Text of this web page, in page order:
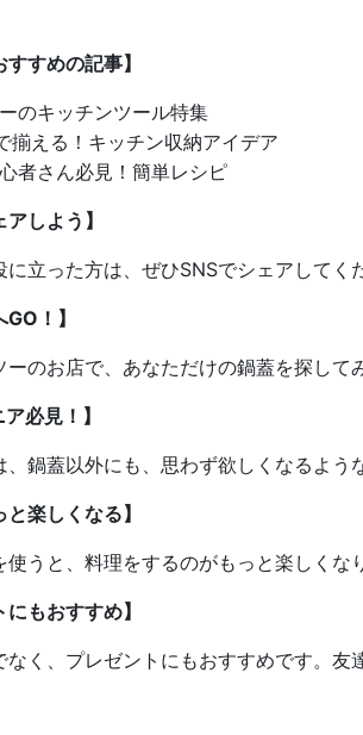
すすめの記事】
のキッチンツール特集
揃える！キッチン収納アイデア
者さん必見！簡単レシピ
アしよう】
に立った方は、ぜひSNSでシェアして
GO！】
ーのお店で、あなただけの鍋蓋を探して
必見！】
、鍋蓋以外にも、思わず欲しくなるよう
と楽しくなる】
使うと、料理をするのがもっと楽しくな
にもおすすめ】
なく、プレゼントにもおすすめです。